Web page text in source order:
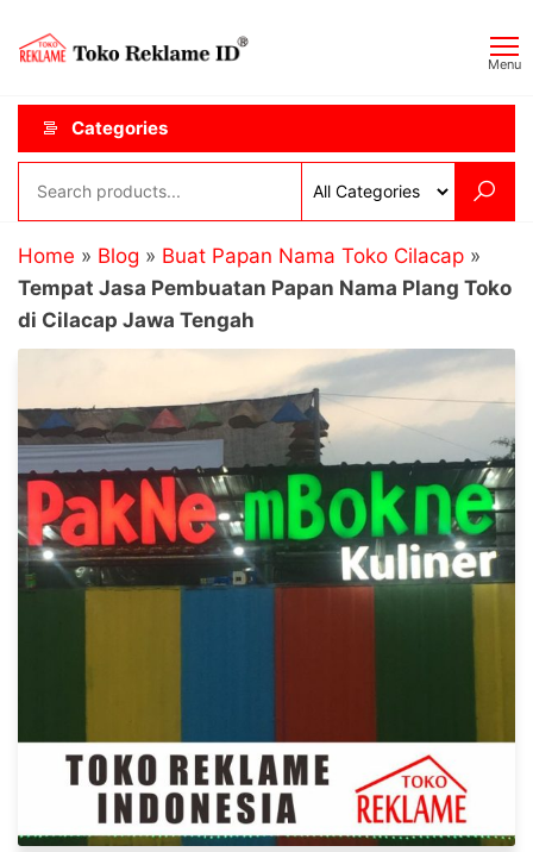
content
ID
Menu
Categories
Home » Blog » Buat Papan Nama Toko Cilacap »
Tempat Jasa Pembuatan Papan Nama Plang Toko
di Cilacap Jawa Tengah